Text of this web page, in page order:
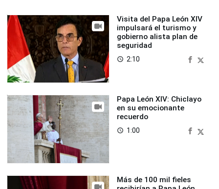
Visita del Papa León XIV
impulsará el turismo y
gobierno alista plan de
seguridad
access_time 2:10
Papa León XIV: Chiclayo
en su emocionante
recuerdo
access_time 1:00
Más de 100 mil fieles